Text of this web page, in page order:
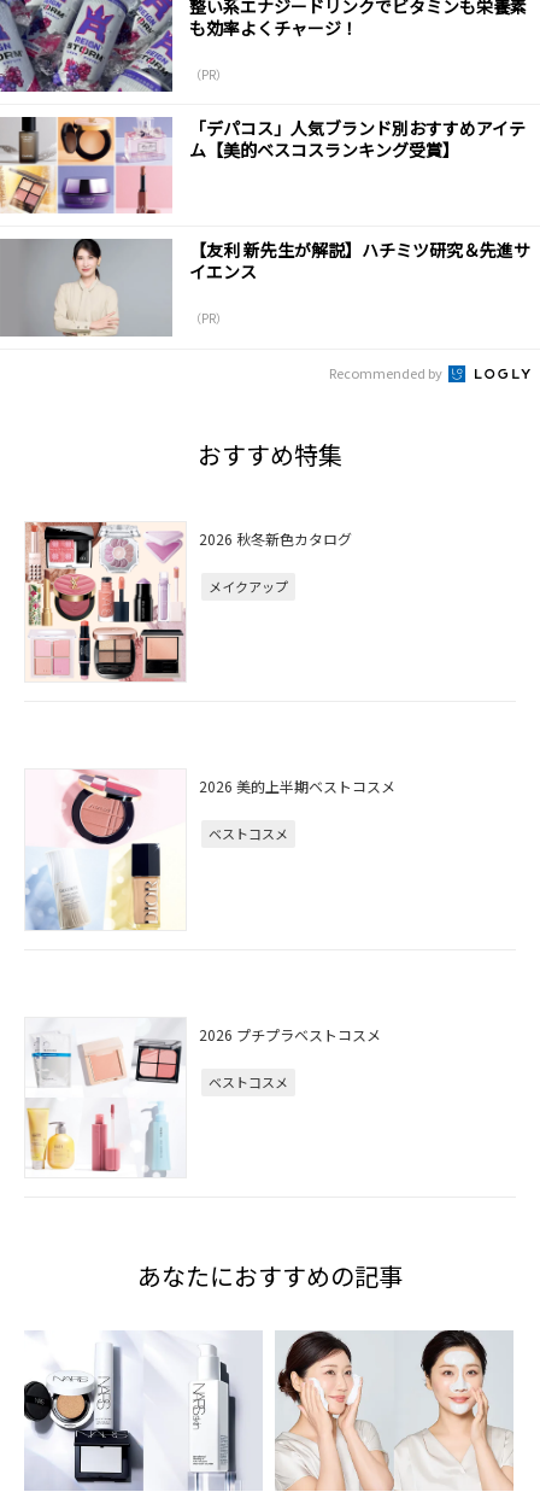
整い系エナジードリンクでビタミンも栄養素
も効率よくチャージ！
（PR）
「デパコス」人気ブランド別おすすめアイテ
ム【美的ベスコスランキング受賞】
【友利 新先生が解説】ハチミツ研究＆先進サ
イエンス
（PR）
Recommended by
おすすめ特集
2026 秋冬新色カタログ
メイクアップ
2026 美的上半期ベストコスメ
ベストコスメ
2026 プチプラベストコスメ
ベストコスメ
あなたにおすすめの記事